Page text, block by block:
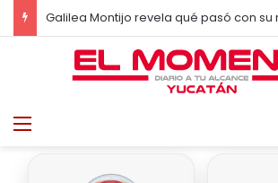
Galilea Montijo revela qué pasó con su
Menu